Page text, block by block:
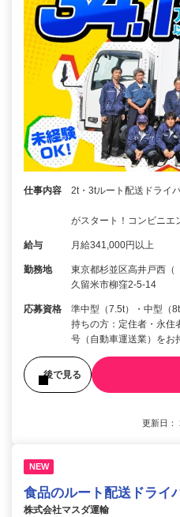
仕事内容
2t・3tルー
出発準備完
がスタート！コンビニ
給与 月給341,000円以上
勤務地
東京都杉並区高井戸西（
久留米市柳窪2-5-14
応募資格
準中型（7.5t）・中型（
持ちの方：定住者・永住
号（自動車運送業）を
後で見る
更新日
NEW
食品のルート配送ドライ
株式会社マスダ運輸